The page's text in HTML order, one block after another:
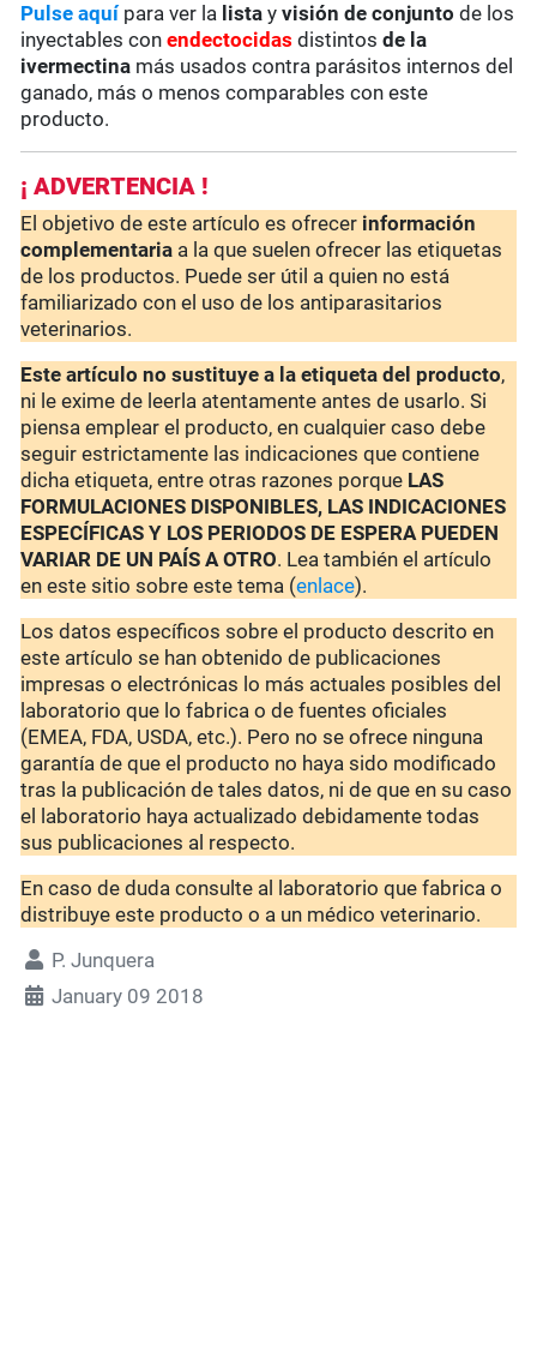
Pulse aquí para ver la lista yvisión de conjunto de los
inyectables conendectocidas distintos de la
ivermectina más usados contra parásitos internos del
ganado, más o menos comparables con este
producto.
¡ ADVERTENCIA !
El objetivo de este artículo es ofrecer información
complementaria a la que suelen ofrecer las etiquetas
de los productos. Puede ser útil a quien no está
familiarizado con el uso de los antiparasitarios
veterinarios.
Este artículo no sustituye a la etiqueta del producto,
ni le exime de leerla atentamente antes de usarlo. Si
piensa emplear el producto, en cualquier caso debe
seguir estrictamente las indicaciones que contiene
dicha etiqueta, entre otras razones porque LAS
FORMULACIONES DISPONIBLES, LAS INDICACIONES
ESPECÍFICAS Y LOS PERIODOS DE ESPERA PUEDEN
VARIAR DE UN PAÍS A OTRO. Lea también el artículo
en este sitio sobre este tema (enlace).
Los datos específicos sobre el producto descrito en
este artículo se han obtenido de publicaciones
impresas o electrónicas lo más actuales posibles del
laboratorio que lo fabrica o de fuentes oficiales
(EMEA, FDA, USDA, etc.). Pero no se ofrece ninguna
garantía de que el producto no haya sido modificado
tras la publicación de tales datos, ni de que en su caso
el laboratorio haya actualizado debidamente todas
sus publicaciones al respecto.
En caso de duda consulte al laboratorio que fabrica o
distribuye este producto o a un médico veterinario.
P. Junquera
January 09 2018